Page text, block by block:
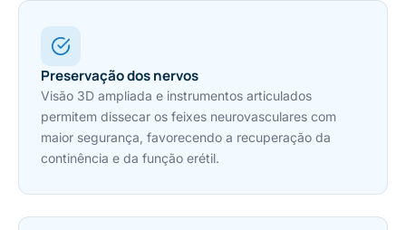
Preservação dos nervos
Visão 3D ampliada e instrumentos articulados
permitem dissecar os feixes neurovasculares com
maior segurança, favorecendo a recuperação da
continência e da função erétil.